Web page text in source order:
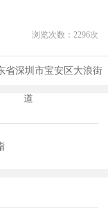
浏览次数： 2296次
省深圳市宝安区大浪街
道